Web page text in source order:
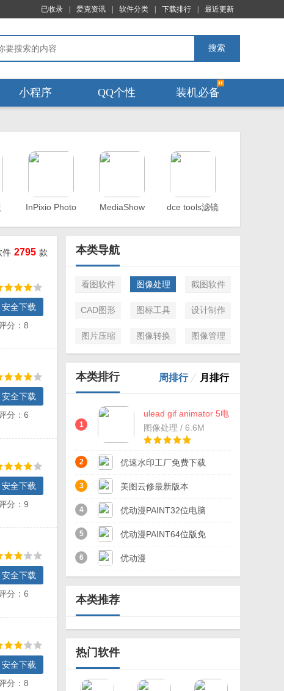
已收录 爱克资讯 软件分类 下载排行 最近更新
搜索
小程序 QQ个性 装机必备
InPixio Photo
MediaShow
dce tools滤镜
件 2795 款
安全下载
分：8
安全下载
分：6
安全下载
分：9
安全下载
分：6
安全下载
分：8
本类导航
看图软件 图像处理 截图软件
CAD图形 图标工具 设计制作
图片压缩 图像转换 图像管理
本类排行 周排行 月排行
1
ulead gif animator 5电
脑PC版下载
图像处理 / 6.6M
2 优速水印工厂免费下载
2023
3 美图云修最新版本
4 优动漫PAINT32位电脑
版最新版下载
5 优动漫PAINT64位版免
费下载2023
6 优动漫
本类推荐
热门软件